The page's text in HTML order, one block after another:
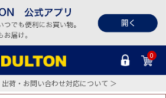
0
荷・お問い合わせ対応について ＞